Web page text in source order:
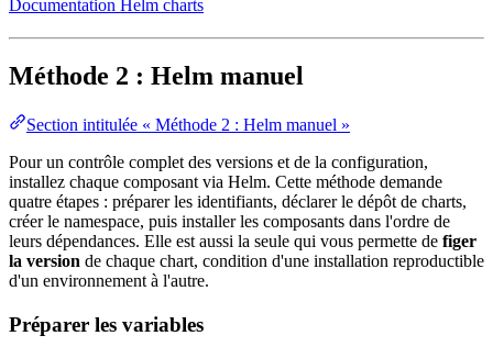
Documentation Helm charts
Méthode 2 : Helm manuel
Section intitulée « Méthode 2 : Helm manuel »
Pour un contrôle complet des versions et de la configuration,
installez chaque composant via Helm. Cette méthode demande
quatre étapes : préparer les identifiants, déclarer le dépôt de charts,
créer le namespace, puis installer les composants dans l'ordre de
leurs dépendances. Elle est aussi la seule qui vous permette de figer
la version de chaque chart, condition d'une installation reproductible
d'un environnement à l'autre.
Préparer les variables